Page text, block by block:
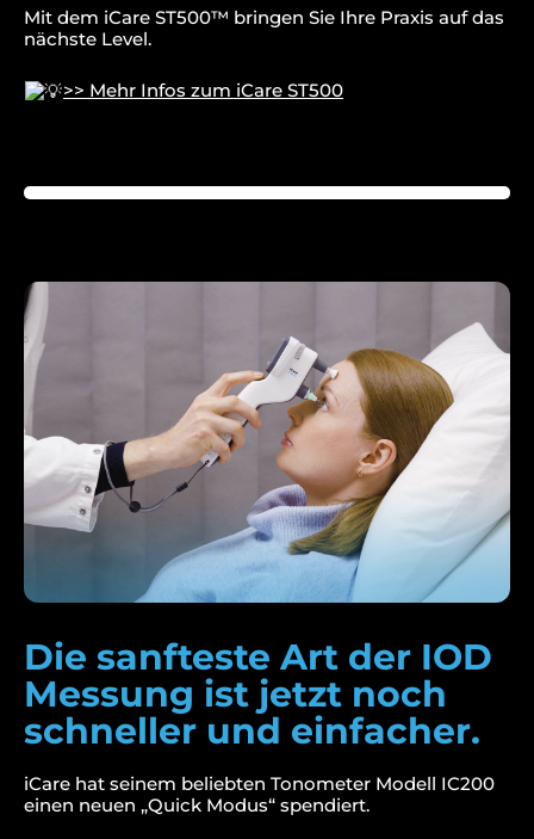
Mit dem iCare ST500™ bringen Sie Ihre Praxis auf das
nächste Level.
>> Mehr Infos zum iCare ST500
Die sanfteste Art der IOD
Messung ist jetzt noch
schneller und einfacher.
iCare hat seinem beliebten Tonometer Modell IC200
einen neuen „Quick Modus“ spendiert.